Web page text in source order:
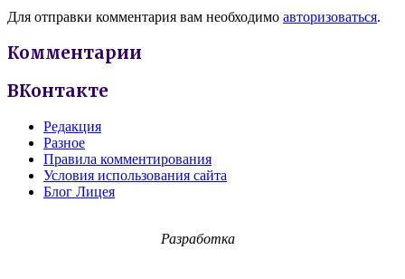
Для отправки комментария вам необходимо авторизоваться.
Комментарии
ВКонтакте
Редакция
Разное
Правила комментирования
Условия использования сайта
Блог Лицея
Разработка